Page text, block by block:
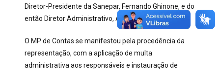
Diretor-Presidente da Sanepar, Fernando Ghinone, e do
então Diretor Administrativo, Antonio Hallage.
O MP de Contas se manifestou pela procedência da
representação, com a aplicação de multa
administrativa aos responsáveis e instauração de